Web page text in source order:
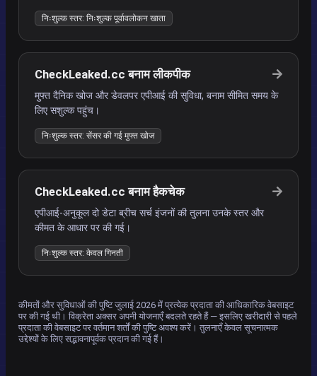
निःशुल्क स्तर: निःशुल्क पूर्वावलोकन खाता
CheckLeaked.cc बनाम लीकपीक
मुफ्त दैनिक खोज और डेवलपर एपीआई की सुविधा, बनाम सीमित समय के
लिए सशुल्क पहुंच।
निःशुल्क स्तर: सेंसर की गई मुफ्त खोज
CheckLeaked.cc बनाम हैकचेक
एपीआई-अनुकूल दो डेटा ब्रीच सर्च इंजनों की तुलना उनके स्तर और
कीमत के आधार पर की गई।
निःशुल्क स्तर: केवल गिनती
कीमतों और सुविधाओं की पुष्टि जुलाई 2026 में प्रत्येक प्रदाता की आधिकारिक वेबसाइट
पर की गई थी। विक्रेता अक्सर अपनी योजनाएँ बदलते रहते हैं — इसलिए खरीदारी से पहले
प्रदाता की वेबसाइट पर वर्तमान शर्तों की पुष्टि अवश्य करें। तुलनाएँ केवल सूचनात्मक
उद्देश्यों के लिए सद्भावनापूर्वक प्रदान की गई हैं।